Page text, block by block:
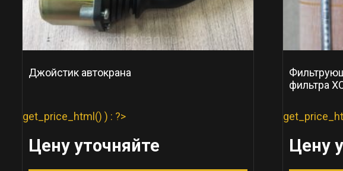
Джойстик автокрана
get_price_html() ) : ?>
Цену уточняйте
фильтра
Цену